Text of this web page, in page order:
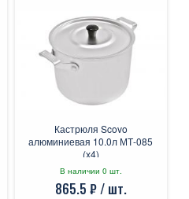
Кастрюля Scovo
алюминиевая 10.0л МТ-085
(х4)
В наличии 0 шт.
865.5 ₽ / шт.